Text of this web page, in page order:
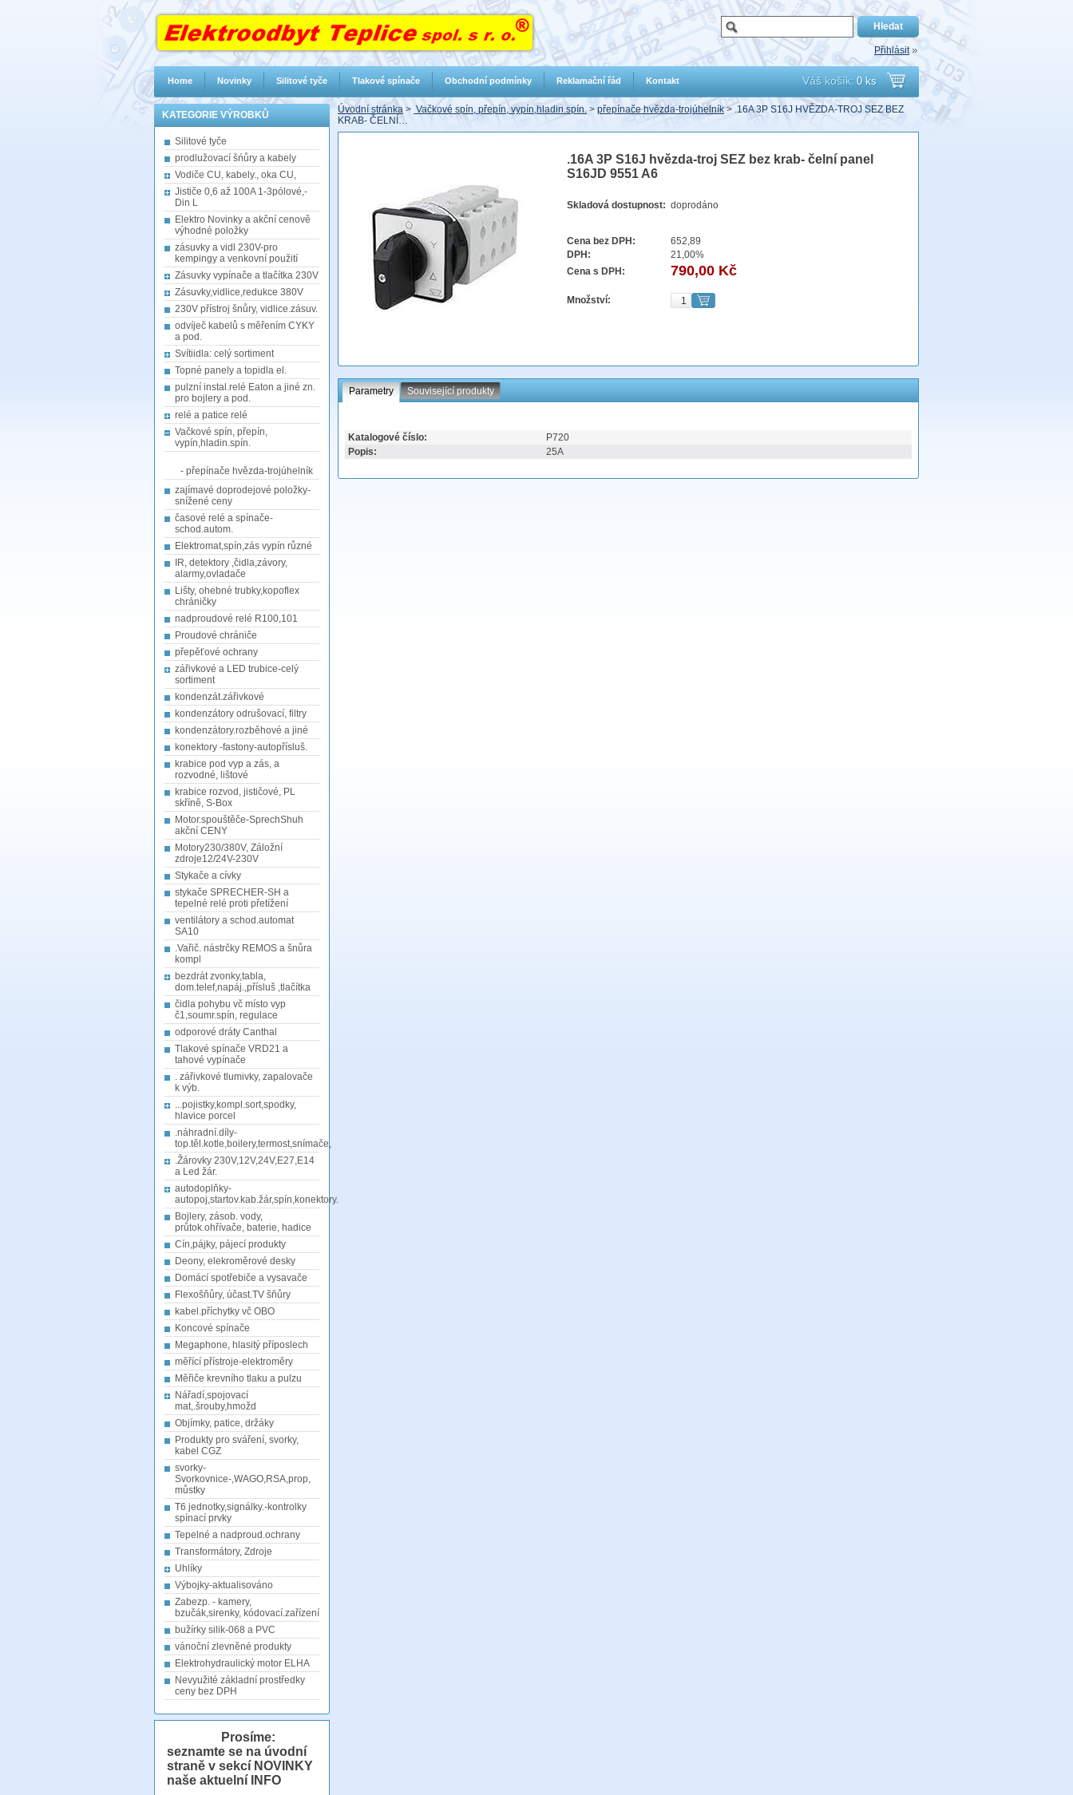
Váš košík: 0 ks
Přejít
do
KATEGORIE VÝROBKŮ
Silitové tyče
prodlužovací šńůry a kabely
Vodiče CU, kabely., oka CU,
Jističe 0,6 až 100A 1-3pólové,-
Din L
Elektro Novinky a akční cenově
výhodné položky
zásuvky a vidl 230V-pro
kempingy a venkovní použití
Zásuvky vypínače a tlačítka 230V
Zásuvky,vidlice,redukce 380V
230V přístroj šnůry, vidlice.zásuv.
odvíječ kabelů s měřením CYKY
a pod.
Svítiidla: celý sortiment
Topné panely a topidla el.
pulzní instal.relé Eaton a jiné zn.
pro bojlery a pod.
relé a patice relé
Vačkové spín, přepín,
vypín,hladin.spín.
- přepínače hvězda-trojúhelník
zajímavé doprodejové položky-
snížené ceny
časové relé a spínače-
schod.autom.
Elektromat,spín,zás vypín různé
IR, detektory ,čidla,závory,
alarmy,ovladače
Lišty, ohebné trubky,kopoflex
chráničky
nadproudové relé R100,101
Proudové chrániče
přepěťové ochrany
zářivkové a LED trubice-celý
sortiment
kondenzát.zářivkové
kondenzátory odrušovací, filtry
kondenzátory.rozběhové a jiné
konektory -fastony-autopřísluš.
krabice pod vyp a zás, a
rozvodné, lištové
krabice rozvod, jističové, PL
skříně, S-Box
Motor.spouštěče-SprechShuh
akční CENY
Motory230/380V, Záložní
zdroje12/24V-230V
Stykače a cívky
stykače SPRECHER-SH a
tepelné relé proti přetížení
ventilátory a schod.automat
SA10
.Vařič. nástrčky REMOS a šnůra
kompl
bezdrát zvonky,tabla,
dom.telef,napáj.,přísluš ,tlačítka
čidla pohybu vč místo vyp
č1,soumr.spín, regulace
odporové dráty Canthal
Tlakové spínače VRD21 a
tahové vypínače
. zářivkové tlumivky, zapalovače
k výb.
...pojistky,kompl.sort,spodky,
hlavice porcel
.náhradní.díly-
top.těl.kotle,boilery,termost,snímače,
.Žárovky 230V,12V,24V,E27,E14
a Led žár.
autodoplňky-
autopoj,startov.kab.žár,spín,konektory.
Bojlery, zásob. vody,
průtok.ohřívače, baterie, hadice
Cín,pájky, pájecí produkty
Deony, elekroměrové desky
Domácí spotřebiče a vysavače
Flexošňůry, účast.TV šňůry
kabel.příchytky vč OBO
Koncové spínače
Megaphone, hlasitý příposlech
měřící přístroje-elektroměry
Měřiče krevního tlaku a pulzu
Nářadí,spojovací
mat,.šrouby,hmožd
Objímky, patice, držáky
Produkty pro sváření, svorky,
kabel CGZ
svorky-
Svorkovnice-,WAGO,RSA,prop,
můstky
T6 jednotky,signálky.-kontrolky
spínací prvky
Tepelné a nadproud.ochrany
Transformátory, Zdroje
Uhlíky
Výbojky-aktualisováno
Zabezp. - kamery,
bzučák,sirenky, kódovací.zařízení
bužírky silik-068 a PVC
vánoční zlevněné produkty
Elektrohydraulický motor ELHA
Nevyužité základní prostředky
ceny bez DPH
Přihlásit
Prosíme:
seznamte se na úvodní
straně v sekcí NOVINKY
naše aktuelní INFO
Úvodní stránka > Vačkové spín, přepín, vypín,hladin.spín. > přepínače hvězda-trojúhelník> .16A 3P S16J HVĚZDA-TROJ SEZ BEZ
KRAB- ČELNÍ…
.16A 3P S16J hvězda-troj SEZ bez krab- čelní panel
S16JD 9551 A6
Skladová dostupnost: doprodáno
Cena bez DPH:
652,89
DPH:
21,00%
Cena s DPH:
790,00 Kč
Množství:
Parametry Související produkty
Katalogové číslo:
P720
Popis:
25A
Home Novinky Silitové tyče Tlakové spínače Obchodní podmínky Reklamační řád Kontakt